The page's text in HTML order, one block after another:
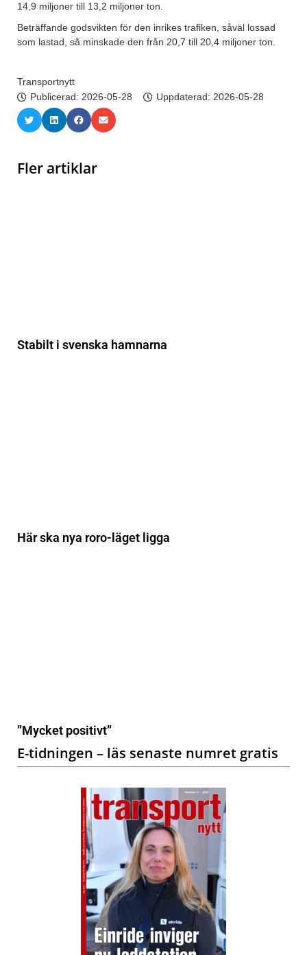
14,9 miljoner till 13,2 miljoner ton.
Beträffande godsvikten för den inrikes trafiken, såväl lossad
som lastad, så minskade den från 20,7 till 20,4 miljoner ton.
Transportnytt
Publicerad: 2026-05-28 Uppdaterad: 2026-05-28
Fler artiklar
Stabilt i svenska hamnarna
Här ska nya roro-läget ligga
”Mycket positivt”
E-tidningen – läs senaste numret gratis